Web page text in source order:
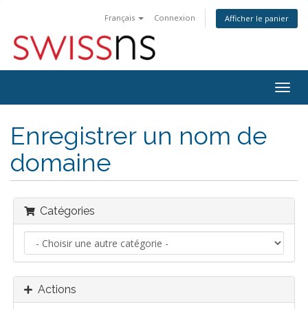
Français Connexion Afficher le panier
la
Enregistrer un nom de
domaine
Catégories
Actions